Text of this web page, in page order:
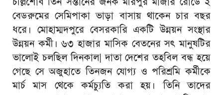
বেডরুমের সেমিপাকা ভাড়া বাসায় থাকেন চার বছর
ধরে। মোহাম্মদপুরে বেসরকারি একটি উন্নয়ন সংস্থার
উন্নয়ন কর্মী। ৬৩ হাজার মাসিক বেতনের সৎ মানুষটির
ভালোই চলছিল দিনকাল| দাতা দেশের তহবিল বন্ধ হয়ে
গেছে সে অজুহাতে তিনজন যোগ্য ও পরিশ্রমি কর্মীকে
মার্চ মাস থেকে কর্মচ্যুতি করা হয়। তিনি তাদের